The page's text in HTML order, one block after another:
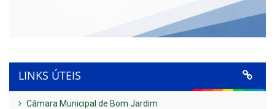
LINKS ÚTEIS
Câmara Municipal de Bom Jardim